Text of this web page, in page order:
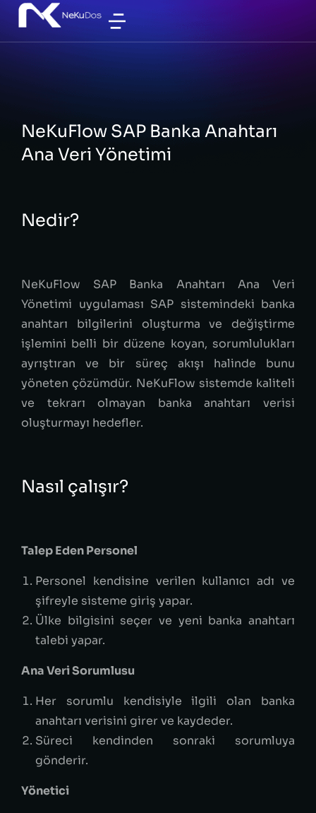
NeKuFlow SAP Banka Anahtarı
Ana Veri Yönetimi
Nedir?
NeKuFlow SAP Banka Anahtarı Ana Veri
Yönetimi uygulaması SAP sistemindeki banka
anahtarı bilgilerini oluşturma ve değiştirme
işlemini belli bir düzene koyan, sorumlulukları
ayrıştıran ve bir süreç akışı halinde bunu
yöneten çözümdür. NeKuFlow sistemde kaliteli
ve tekrarı olmayan banka anahtarı verisi
oluşturmayı hedefler.
Nasıl çalışır?
Talep Eden Personel
Personel kendisine verilen kullanıcı adı ve
şifreyle sisteme giriş yapar.
Ülke bilgisini seçer ve yeni banka anahtarı
talebi yapar.
Ana Veri Sorumlusu
Her sorumlu kendisiyle ilgili olan banka
anahtarı verisini girer ve kaydeder.
Süreci kendinden sonraki sorumluya
gönderir.
Yönetici